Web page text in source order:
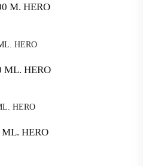
M. HERO
ML. HERO
HERO